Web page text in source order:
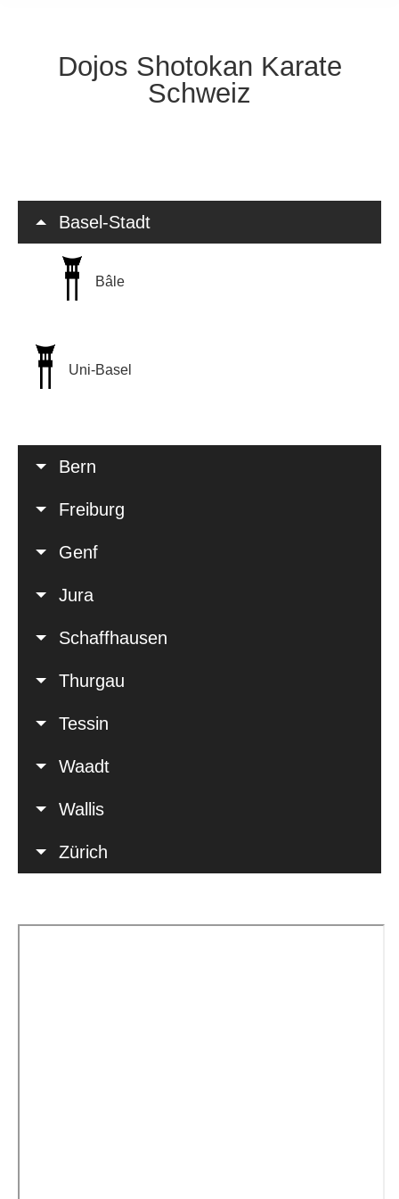
Dojos Shotokan Karate
Schweiz
Basel-Stadt
Bâle
Uni-Basel
Bern
Freiburg
Genf
Jura
Schaffhausen
Thurgau
Tessin
Waadt
Wallis
Zürich